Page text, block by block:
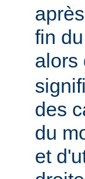
fin
alors
des
du
et